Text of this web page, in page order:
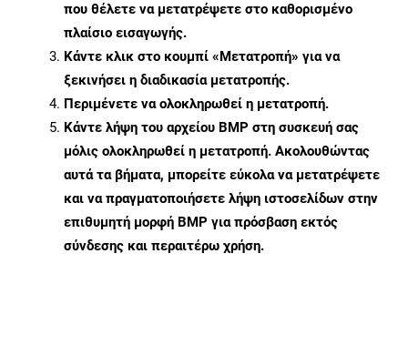
που θέλετε να μετατρέψετε στο καθορισμένο
πλαίσιο εισαγωγής.
Κάντε κλικ στο κουμπί «Μετατροπή» για να
ξεκινήσει η διαδικασία μετατροπής.
Περιμένετε να ολοκληρωθεί η μετατροπή.
Κάντε λήψη του αρχείου BMP στη συσκευή σας
μόλις ολοκληρωθεί η μετατροπή. Ακολουθώντας
αυτά τα βήματα, μπορείτε εύκολα να μετατρέψετε
και να πραγματοποιήσετε λήψη ιστοσελίδων στην
επιθυμητή μορφή BMP για πρόσβαση εκτός
σύνδεσης και περαιτέρω χρήση.